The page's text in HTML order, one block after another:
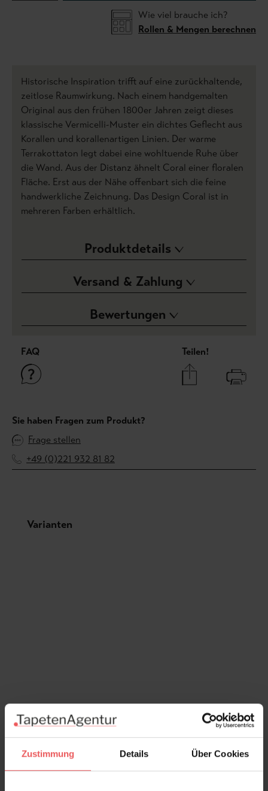
Zustimmung Details Über Cookies
Wie viel brauche ich?
Rollen & Mengen berechnen
Historische Inspiration trifft auf eine zurückhaltende,
zeitlose Raumwirkung. Nach einem handgemalten
Original aus den frühen 1800er Jahren zeigt dieses
klassische Vermicelli-Muster ein dichtes Geflecht aus
Korallen und korallenartigen Linien. Der warme
Terrakottaton legt dabei eine wohltuende Ruhe über
die Wand. Aus der Distanz ähnelt Coral einer floralen
Fläche. Erst aus der Nähe offenbart sich die feine
handwerkliche Zeichnung. Das Design Coral ist in
mehreren Farben erhältlich.
Produktdetails
Versand & Zahlung
Bewertungen
FAQ Teilen!
Sie haben Fragen zum Produkt?
Frage stellen
+49 (0)221 932 81 82
Produktgalerie überspringen
Varianten